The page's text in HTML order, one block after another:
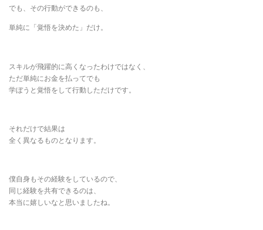
でも、その行動ができるのも、
単純に「覚悟を決めた」だけ。
スキルが飛躍的に高くなったわけではなく、
ただ単純にお金を払ってでも
学ぼうと覚悟をして行動しただけです。
それだけで結果は
全く異なるものとなります。
僕自身もその経験をしているので、
同じ経験を共有できるのは、
本当に嬉しいなと思いましたね。